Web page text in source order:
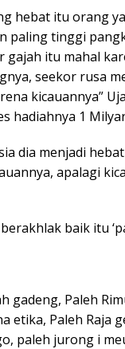
hebat itu orang
paling tinggi
gajah itu mahal
seekor rusa
kicauannya”
hadiahnya 1
dia menjadi
apalagi
baik itu
gadeng, Paleh
etika, Paleh Raja
paleh jurong i